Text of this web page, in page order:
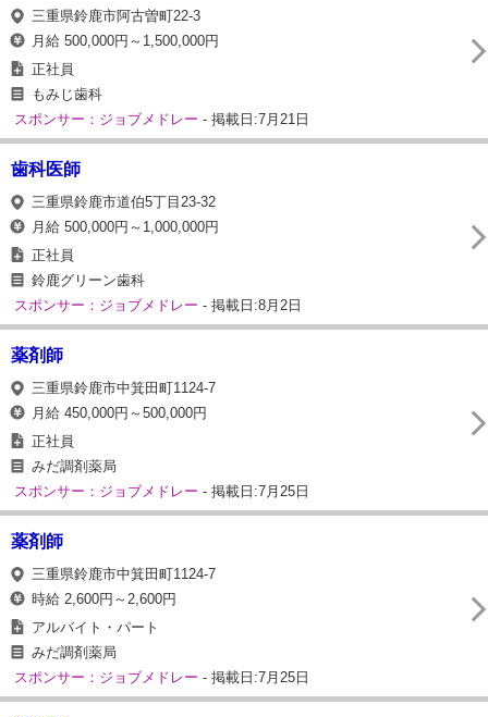
三重県鈴鹿市阿古曽町22-3
月給 500,000円～1,500,000円
正社員
もみじ歯科
スポンサー：ジョブメドレー - 掲載日:7月21日
歯科医師
三重県鈴鹿市道伯5丁目23-32
月給 500,000円～1,000,000円
正社員
鈴鹿グリーン歯科
スポンサー：ジョブメドレー - 掲載日:8月2日
薬剤師
三重県鈴鹿市中箕田町1124-7
月給 450,000円～500,000円
正社員
みだ調剤薬局
スポンサー：ジョブメドレー - 掲載日:7月25日
薬剤師
三重県鈴鹿市中箕田町1124-7
時給 2,600円～2,600円
アルバイト・パート
みだ調剤薬局
スポンサー：ジョブメドレー - 掲載日:7月25日